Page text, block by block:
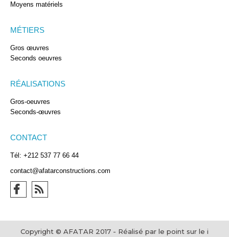
Moyens matériels
MÉTIERS
Gros œuvres
Seconds oeuvres
RÉALISATIONS
Gros-oeuvres
Seconds-œuvres
CONTACT
Tél: +212 537 77 66 44
contact@afatarconstructions.com
Copyright © AFATAR 2017 - Réalisé par le point sur le i